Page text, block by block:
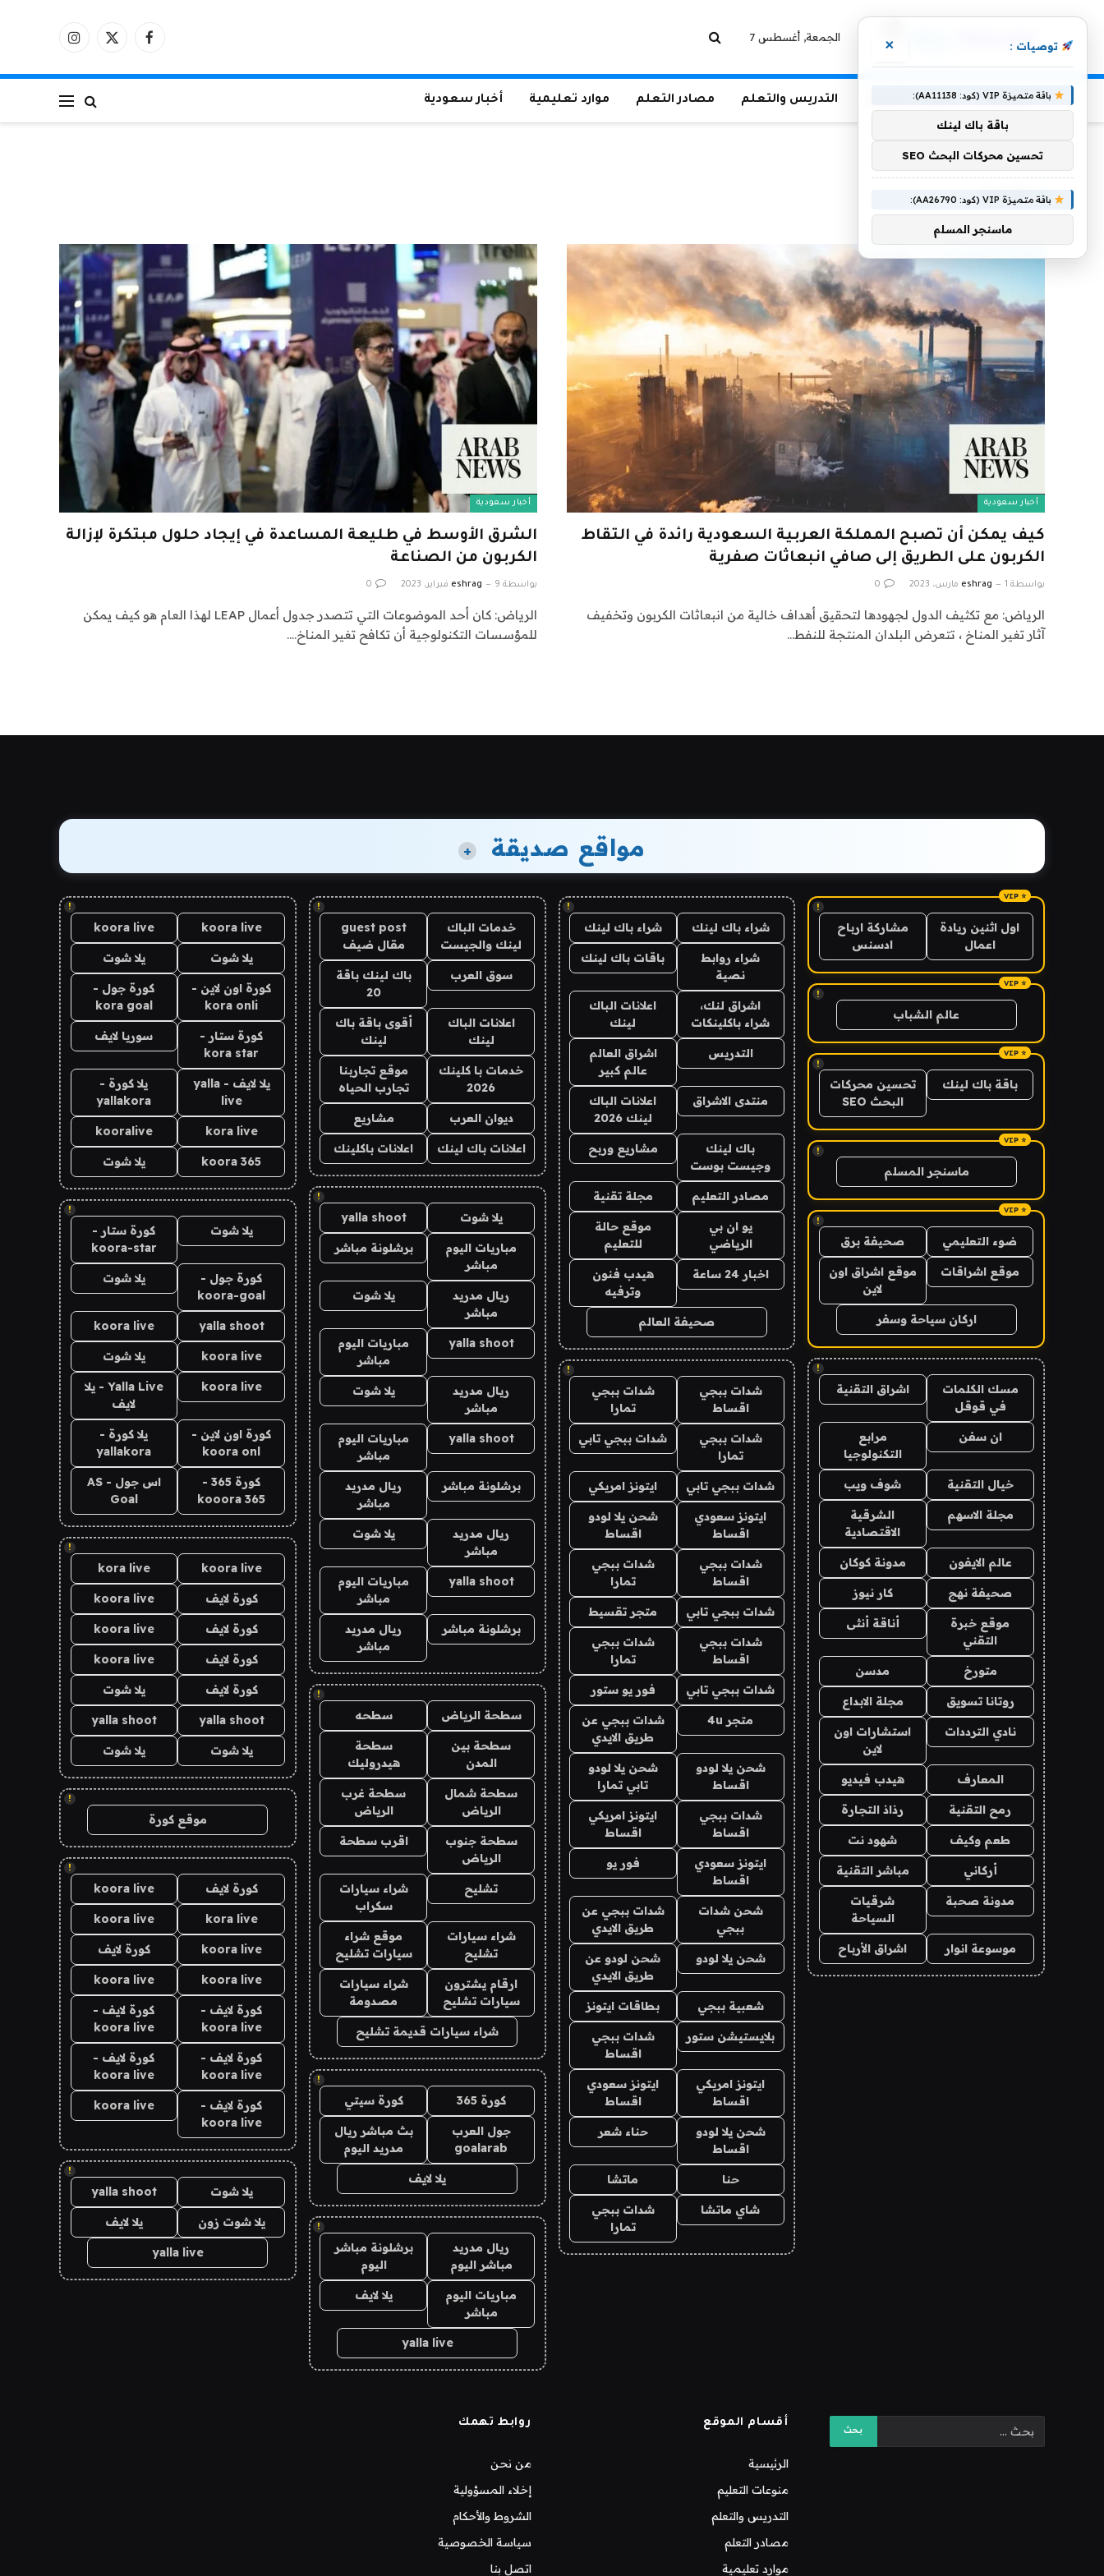
الجمعة, أغسطس 7 فيسبوكX
الانستغرام
الرئيسية منوعات التعليم التدريس والتعلم مصادر التعلم موارد تعليمية أخبار سعودية
الكربون
أخبار سعودية
كيف يمكن أن تصبح المملكة العربية السعودية رائدة في التقاط
الكربون على الطريق إلى صافي انبعاثات صفرية
بواسطة eshrag 1 مارس، 2023 0
الرياض: مع تكثيف الدول لجهودها لتحقيق أهداف خالية من انبعاثات الكربون وتخفيف
آثار تغير المناخ ، تتعرض البلدان المنتجة للنفط…
أخبار سعودية
الشرق الأوسط في طليعة المساعدة في إيجاد حلول مبتكرة لإزالة
الكربون من الصناعة
بواسطة eshrag 9 فبراير، 2023 0
الرياض: كان أحد الموضوعات التي تتصدر جدول أعمال LEAP لهذا العام هو كيف يمكن
للمؤسسات التكنولوجية أن تكافح تغير المناخ.…
مواقع صديقة +
!
اول اثنين ريادة
اعمال
مشاركة ارباح
ادسنس
!
عالم الشباب
!
باقة باك لينك
تحسين محركات
البحث SEO
!
ماسنجر المسلم
!
ضوء التعليمي صحيفة برق
موقع اشراقات
موقع اشراق اون
لاين
اركان سياحة وسفر
!
مسك الكلمات
في قوقل
اشراق التقنية
ان سفن
مرابع
التكنولوجيا
خيال التقنية شوف ويب
مجلة الاسهم
الشرقية
الاقتصادية
عالم الايفون مدونة كوكان
صحيفة نهج كار نيوز
موقع خبرة
التقني
أناقة أنثى
متورخ مدسن
روتانا تسويق مجلة الابداع
نادي الترددات
استشارات اون
لاين
المعارف هيدب فيديو
رمح التقنية رذاذ التجارة
طعم وكيف شهود نت
أركاني مباشر التقنية
مدونة صحبة
شرقيات
السياحة
موسوعة انوار اشراق الأرباح
!
شراء باك لينك شراء باك لينك
شراء روابط
نصية
باقات باك لينك
اشراق لنك،
شراء باكلينكات
اعلانات الباك
لينك
التدريس
اشراق العالم
عالم كبير
منتدى الاشراق
اعلانات الباك
لينك 2026
باك لينك
وجيست بوست
مشاريع وربح
مصادر التعليم مجلة تقنية
يو ان بي
الرياضي
موقع حالة
للتعليم
اخبار 24 ساعة
هيدب فنون
وترفيه
صحيفة العالم
!
شدات ببجي
اقساط
شدات ببجي
تمارا
شدات ببجي
تمارا
شدات ببجي تابي
شدات ببجي تابي ايتونز امريكي
ايتونز سعودي
اقساط
شحن يلا لودو
اقساط
شدات ببجي
اقساط
شدات ببجي
تمارا
شدات ببجي تابي متجر تقسيط
شدات ببجي
اقساط
شدات ببجي
تمارا
شدات ببجي تابي فور يو ستور
متجر 4u
شدات ببجي عن
طريق الايدي
شحن يلا لودو
اقساط
شحن يلا لودو
تابي تمارا
شدات ببجي
اقساط
ايتونز امريكي
اقساط
ايتونز سعودي
اقساط
فور يو
شحن شدات
ببجي
شدات ببجي عن
طريق الايدي
شحن يلا لودو
شحن لودو عن
طريق الايدي
شعبية ببجي بطاقات ايتونز
بلايستيشن ستور
شدات ببجي
اقساط
ايتونز امريكي
اقساط
ايتونز سعودي
اقساط
شحن يلا لودو
اقساط
حناء شعر
حنا ماتشا
شاي ماتشا
شدات ببجي
تمارا
!
خدمات الباك
لينك والجيست
guest post
مقال ضيف
سوق العرب
باك لينك باقة
20
اعلانات الباك
لينك
أقوى باقة باك
لينك
خدمات با كلينك
2026
موقع تجاربنا
تجارب الحياه
ديوان العرب مشاريع
اعلانات باك لينك اعلانات باكلينك
!
يلا شوت yalla shoot
مباريات اليوم
مباشر
برشلونة مباشر
ريال مدريد
مباشر
يلا شوت
yalla shoot
مباريات اليوم
مباشر
ريال مدريد
مباشر
يلا شوت
yalla shoot
مباريات اليوم
مباشر
برشلونة مباشر
ريال مدريد
مباشر
ريال مدريد
مباشر
يلا شوت
yalla shoot
مباريات اليوم
مباشر
برشلونة مباشر
ريال مدريد
مباشر
!
سطحة الرياض سطحه
سطحة بين
المدن
سطحة
هيدروليك
سطحة شمال
الرياض
سطحة غرب
الرياض
سطحة جنوب
الرياض
اقرب سطحة
تشليح
شراء سيارات
سكراب
شراء سيارات
تشليح
موقع شراء
سيارات تشليح
ارقام يشترون
سيارات تشليح
شراء سيارات
مصدومة
شراء سيارات قديمة تشليح
!
كورة 365 كورة سيتي
جول العرب
goalarab
بث مباشر ريال
مدريد اليوم
يلا لايف
!
ريال مدريد
مباشر اليوم
برشلونة مباشر
اليوم
مباريات اليوم
مباشر
يلا لايف
yalla live
!
koora live
koora live
يلا شوت يلا شوت
كورة اون لاين -
kora onli
كورة جول -
kora goal
كورة ستار -
kora star
سوريا لايف
يلا لايف - yalla
live
يلا كورة -
yallakora
kora live
kooralive
koora 365 يلا شوت
!
يلا شوت
كورة ستار -
koora-star
كورة جول -
koora-goal
يلا شوت
yalla shoot
koora live
koora live يلا شوت
koora live
Yalla Live - يلا
لايف
كورة اون لاين -
koora onl
يلا كورة -
yallakora
كورة 365 -
kooora 365
اس جول - AS
Goal
!
koora live
kora live
كورة لايف koora live
كورة لايف koora live
كورة لايف koora live
كورة لايف يلا شوت
yalla shoot
yalla shoot
يلا شوت يلا شوت
!
موقع كورة
!
كورة لايف koora live
kora live
koora live
koora live كورة لايف
koora live
koora live
كورة لايف -
koora live
كورة لايف -
koora live
كورة لايف -
koora live
كورة لايف -
koora live
كورة لايف -
koora live
koora live
!
يلا شوت yalla shoot
يلا شوت زون يلا لايف
yalla live
توصيات : ×
باقة متميزة VIP (كود: AA11138):
باقة باك لينك
تحسين محركات البحث SEO
باقة متميزة VIP (كود: AA26790):
ماسنجر المسلم
أقسام الموقع
الرئيسية
منوعات التعليم
التدريس والتعلم
مصادر التعلم
موارد تعليمية
روابط تهمك
من نحن
إخلاء المسؤولية
الشروط والأحكام
سياسة الخصوصية
اتصل بنا